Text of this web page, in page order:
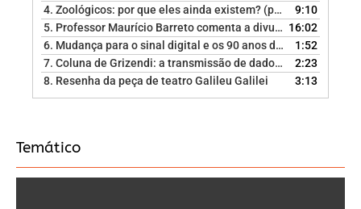
4. Zoológicos: por que eles ainda existem? (parte I)
9:10
5. Professor Maurício Barreto comenta a divulgação sobre microcefalia
16:02
6. Mudança para o sinal digital e os 90 anos da primeira demonstração de TV
1:52
7. Coluna de Grizendi: a transmissão de dados a partir de tecnologia óptica
2:23
8. Resenha da peça de teatro Galileu Galilei 3:13
Temático